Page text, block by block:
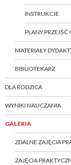
INSTRUKCJE
PLANY
MATERIAŁY
BIBLIOTEKARZ
DLA RODZICA
WYNIKI NAUCZANIA
GALERIA
ZDALNE ZAJĘCIA
ZAJĘCIA